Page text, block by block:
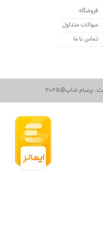
شاپ@2025
فروشگاه
سوالات متداول
تماس با ما